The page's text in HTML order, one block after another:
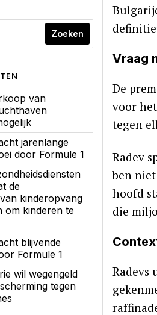
Vraag
De
voor
tegen
Radev
ben
hoofd
die
Radevs
Zoeken
van
jarenlange
door Formule 1
de
kinderopvang
om kinderen te
blijvende
Formule 1
wil wegengeld
tegen